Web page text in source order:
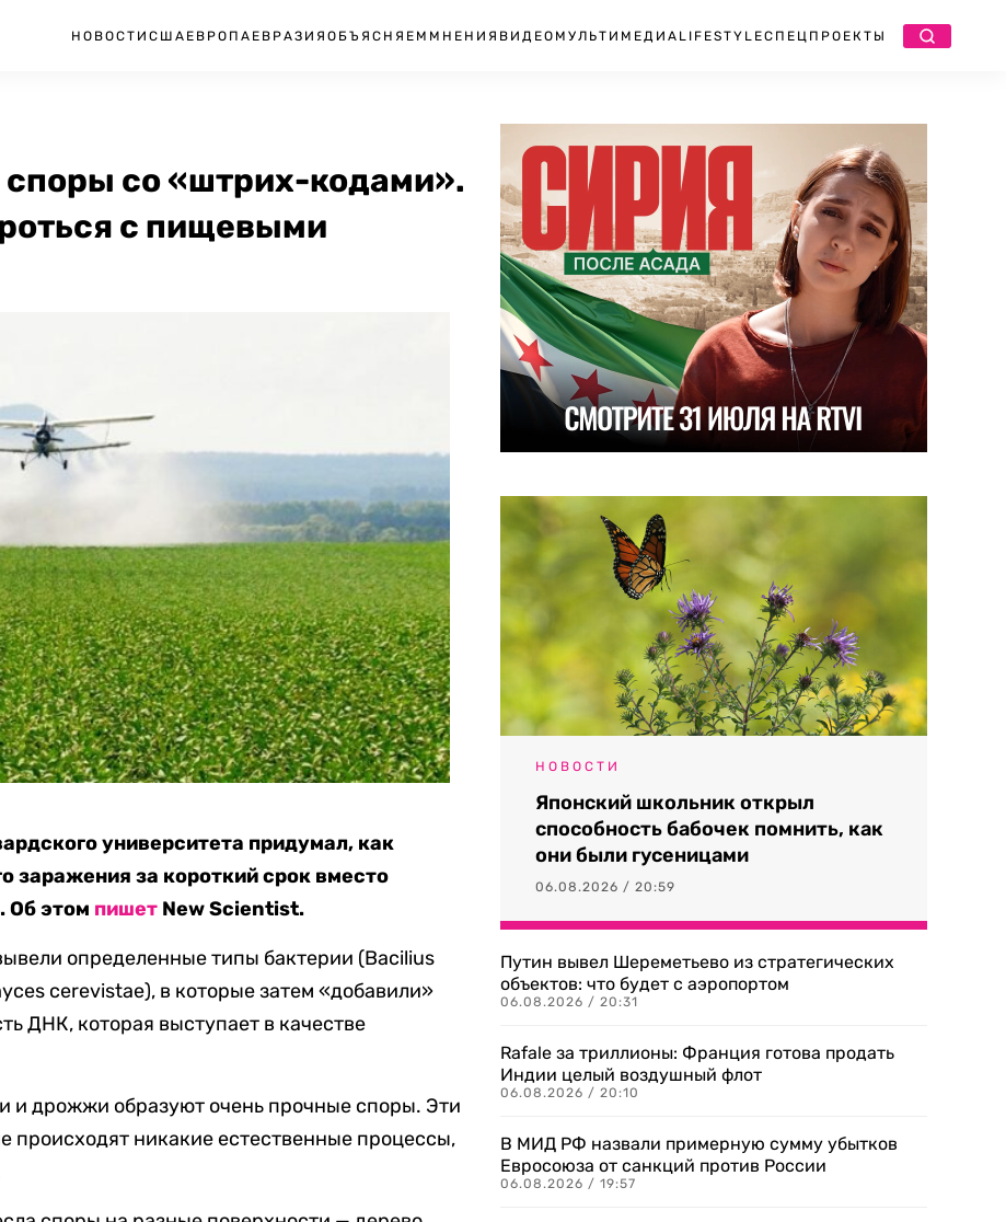
НОВОСТИ США ЕВРОПА ЕВРАЗИЯ ОБЪЯСНЯЕМ МНЕНИЯ ВИДЕО МУЛЬТИМЕДИА LIFESTYLEСПЕЦПРОЕКТЫ
со «штрих-кодами».
с пищевыми
университета придумал, как
заражения за короткий срок вместо
Об этом пишет New Scientist.
определенные типы бактерии (Bacilius
cerevistae), в которые затем «добавили»
ДНК, которая выступает в качестве
и дрожжи образуют очень прочные споры. Эти
происходят никакие естественные процессы,
НОВОСТИ
Японский школьник открыл
способность бабочек помнить, как
они были гусеницами
06.08.2026 / 20:59
Путин вывел Шереметьево из стратегических
объектов: что будет с аэропортом
06.08.2026 / 20:31
Rafale за триллионы: Франция готова продать
Индии целый воздушный флот
06.08.2026 / 20:10
В МИД РФ назвали примерную сумму убытков
Евросоюза от санкций против России
06.08.2026 / 19:57